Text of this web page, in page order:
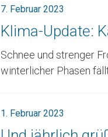
7. Februar 2023
Klima-Update:
Schnee und strenger
winterlicher Phasen fällt
1. Februar 2023